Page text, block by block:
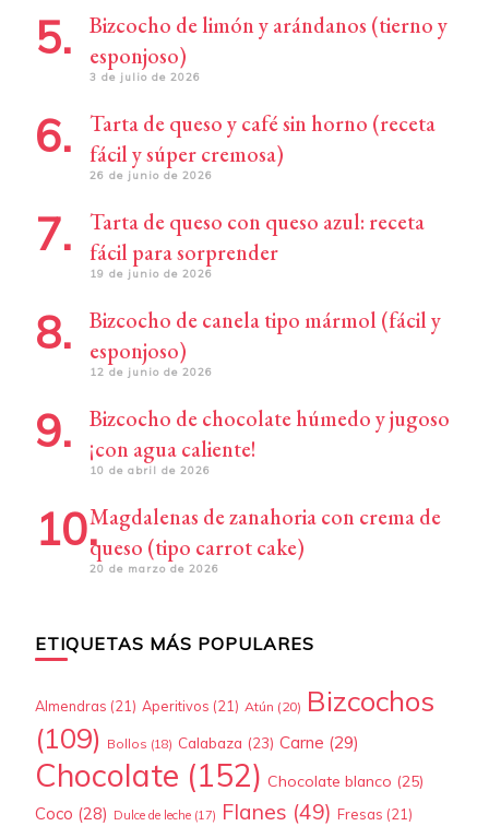
Bizcocho de limón y arándanos (tierno y
esponjoso)
3 de julio de 2026
Tarta de queso y café sin horno (receta
fácil y súper cremosa)
26 de junio de 2026
Tarta de queso con queso azul: receta
fácil para sorprender
19 de junio de 2026
Bizcocho de canela tipo mármol (fácil y
esponjoso)
12 de junio de 2026
Bizcocho de chocolate húmedo y jugoso
¡con agua caliente!
10 de abril de 2026
Magdalenas de zanahoria con crema de
queso (tipo carrot cake)
20 de marzo de 2026
ETIQUETAS MÁS POPULARES
Almendras (21) Aperitivos (21) Atún (20) Bizcochos
(109) Bollos (18) Calabaza (23) Carne (29)
Chocolate (152) Chocolate blanco (25)
Coco (28) Dulce de leche (17) Flanes (49) Fresas (21)